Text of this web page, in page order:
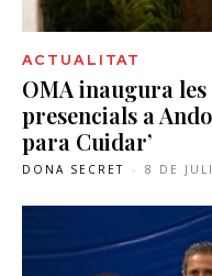
ACTUALITAT
OMA inaugura les
presencials a
para Cuidar’
DONA SECRET - 8 DE